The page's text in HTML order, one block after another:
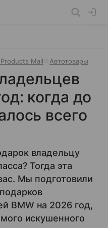
Mail Автотовары
когда до
всего
владельцу
Тогда эта
Мы подготовили
BMW на 2026 год,
искушенного